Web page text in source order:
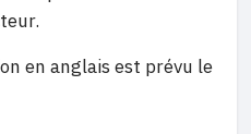
en anglais est prévu le